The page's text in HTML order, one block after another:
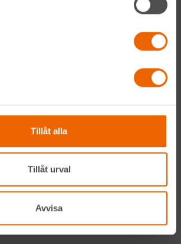
Tillåt alla
Tillåt urval
Avvisa